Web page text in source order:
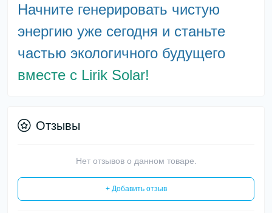
Начните генерировать чистую
энергию уже сегодня и станьте
частью экологичного будущего
вместе с Lirik Solar!
Отзывы
Нет отзывов о данном товаре.
+ Добавить отзыв